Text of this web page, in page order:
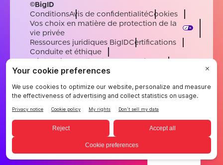
©BigID
ConditionsAvis de confidentialitéCookies
Vos choix en matière de protection de la
vie privée
Ressources juridiques BigIDCertifications
Conduite et éthique
Déclaration sur l'esclavage moderne
Sous-processeursSoutien
EnglishGermanFrenchSpanishPortuguese
French